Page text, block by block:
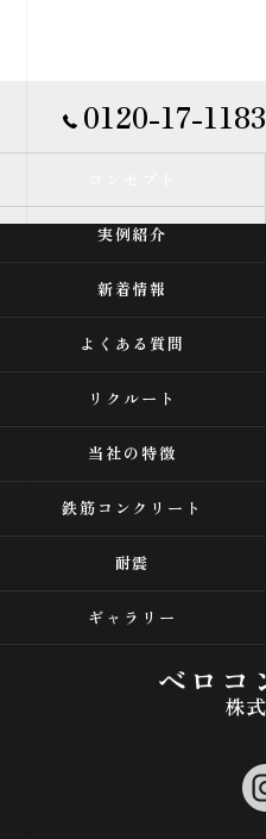
0120-17-1183
実例紹介
新着情報
よくある質問
リクルート
当社の特徴
鉄筋コンクリート
耐震
ギャラリー